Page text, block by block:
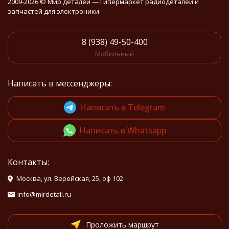
запчастей для электроники
8 (938) 49-50-400
Мобильный
Написать в мессенджеры:
Написать в Telegram
Написать в Whatsapp
Контакты:
Москва, ул. Верейская, 25, оф 102
info@mirdetali.ru
Проложить маршрут